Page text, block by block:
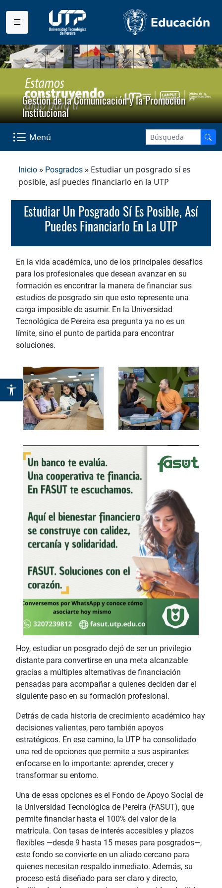
Gestión de la Comunicación y la Promoción
Institucional
Menú
Inicio » Posgrados » Estudiar un posgrado sí es
posible, así puedes financiarlo en la UTP
Estudiar Un Posgrado Sí Es Posible, Así
Puedes Financiarlo En La UTP
En la vida académica, uno de los principales desafíos
para los profesionales que desean avanzar en su
formación es encontrar la manera de financiar sus
estudios de posgrado sin que esto represente una
carga imposible de asumir. En la Universidad
Tecnológica de Pereira esa pregunta ya no es un
límite, sino el punto de partida para encontrar
soluciones.
Hoy, estudiar un posgrado dejó de ser un privilegio
distante para convertirse en una meta alcanzable
gracias a múltiples alternativas de financiación
pensadas para acompañar a quienes deciden dar el
siguiente paso en su formación profesional.
Detrás de cada historia de crecimiento académico hay
decisiones valientes, pero también apoyos
estratégicos. En ese camino, la UTP ha consolidado
una red de opciones que permite a sus aspirantes
enfocarse en lo importante: aprender, crecer y
transformar su entorno.
Una de esas opciones es el Fondo de Apoyo Social de
la Universidad Tecnológica de Pereira (FASUT), que
permite financiar hasta el 100% del valor de la
matrícula. Con tasas de interés accesibles y plazos
flexibles —desde 9 hasta 15 meses para posgrados—,
este fondo se convierte en un aliado cercano para
quienes necesitan respaldo inmediato. Además, su
proceso está diseñado para ser claro y directo,